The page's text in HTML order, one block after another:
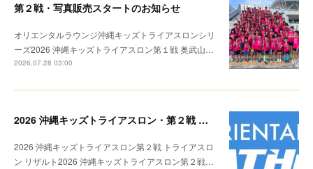
第２戦・写真販売スタートのお知らせ
オリエンタルラウンジ沖縄キッズトライアスロンシリ
ーズ2026 沖縄キッズトライアスロン第１戦 奥武山…
2026.07.28 03:00
2026 沖縄キッズトライアスロン・第２戦 リザルト
2026 沖縄キッズトライアスロン第２戦 トライアスロ
ン リザルト2026 沖縄キッズトライアスロン第２戦…